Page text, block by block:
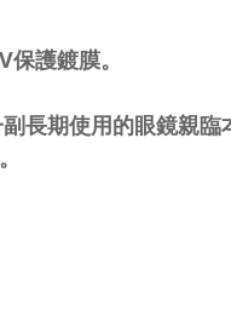
護鍍膜。
長期使用的眼鏡親